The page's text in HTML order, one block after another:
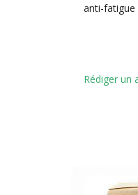
anti-fatigue
Rédiger un